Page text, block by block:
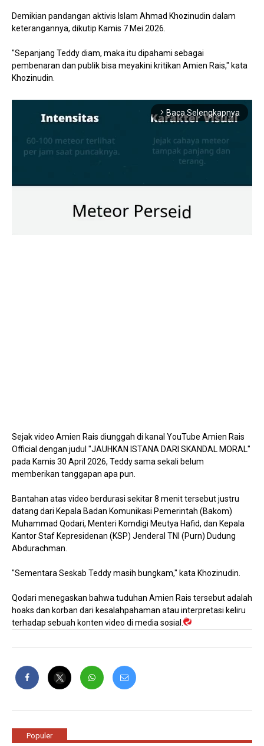
Demikian pandangan aktivis Islam Ahmad Khozinudin dalam
keterangannya, dikutip Kamis 7 Mei 2026.
"Sepanjang Teddy diam, maka itu dipahami sebagai
pembenaran dan publik bisa meyakini kritikan Amien Rais," kata
Khozinudin.
arrow_forward_ios Baca Selengkapnya
Sejak video Amien Rais diunggah di kanal YouTube Amien Rais
Official dengan judul "JAUHKAN ISTANA DARI SKANDAL MORAL"
pada Kamis 30 April 2026, Teddy sama sekali belum
memberikan tanggapan apa pun.
Bantahan atas video berdurasi sekitar 8 menit tersebut justru
datang dari Kepala Badan Komunikasi Pemerintah (Bakom)
Muhammad Qodari, Menteri Komdigi Meutya Hafid, dan Kepala
Kantor Staf Kepresidenan (KSP) Jenderal TNI (Purn) Dudung
Abdurachman.
"Sementara Seskab Teddy masih bungkam," kata Khozinudin.
Qodari menegaskan bahwa tuduhan Amien Rais tersebut adalah
hoaks dan korban dari kesalahpahaman atau interpretasi keliru
terhadap sebuah konten video di media sosial.
Populer